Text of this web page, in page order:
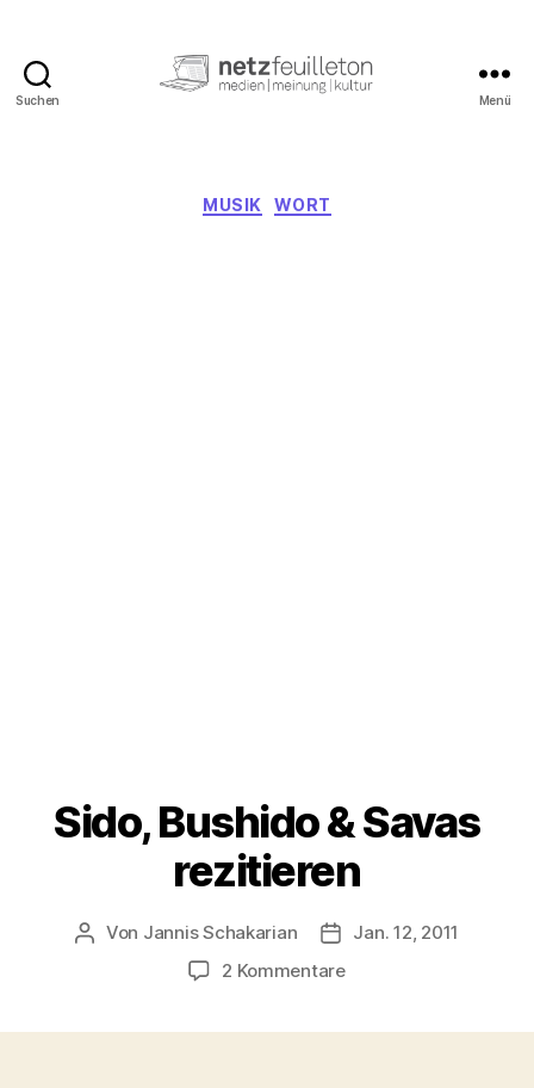
Suchen Menü
Kategorien
MUSIK WORT
Sido, Bushido & Savas
rezitieren
Beitragsautor
Von Jannis Schakarian
Jan. 12, 2011
2 Kommentarezu